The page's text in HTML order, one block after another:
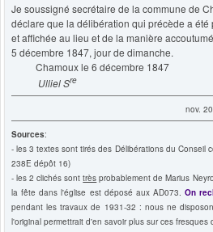
Je soussigné secrétaire de la commune de
déclare que la délibération qui précède a été
et affichée au lieu et de la manière
5 décembre 1847, jour de dimanche.
Chamoux le 6 décembre 1847
UllielSre
nov.
Sources:
- les 3 textes sont tirés des Délibérations du Conseil
238E dépôt 16)
- les 2 clichés sonttrès probablement de Marius
la fête dans l'église est déposé aux AD073.On
pendant les travaux de 1931-32 : nous ne
l'original permettrait d'en savoir plus sur ces